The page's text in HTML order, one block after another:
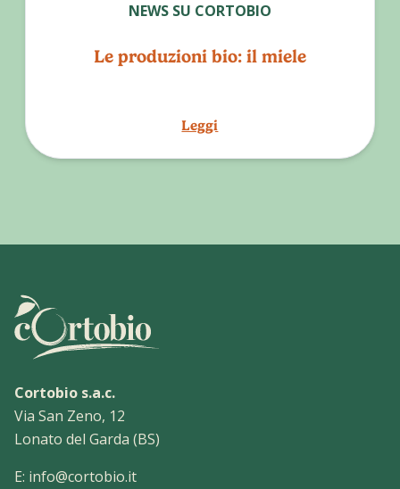
NEWS SU CORTOBIO
Le produzioni bio: il miele
Leggi
Cortobio s.a.c.
Via San Zeno, 12
Lonato del Garda (BS)
E: info@cortobio.it